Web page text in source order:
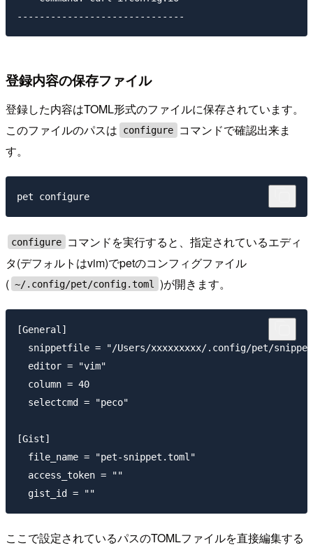
登録内容の保存ファイル
登録した内容はTOML形式のファイルに保存されています。
このファイルのパスは
configure
コマンドで確認出来ま
す。
configure
コマンドを実行すると、指定されているエディ
タ(デフォルトはvim)でpetのコンフィグファイル
( ~/.config/pet/config.toml )が開きます。
[General]
snippetfile = "/Users/xxxxxxxxx/.config/pet/
  editor = "vim"
  column = 40
  selectcmd = "peco"
[Gist]
  file_name = "pet-snippet.toml"
  access_token = ""
ここで設定されているパスのTOMLファイルを直接編集する